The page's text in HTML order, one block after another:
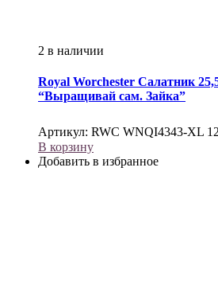
2 в наличии
Royal Worchester Салатник
“Выращивай сам. Зайка”
Артикул: RWC WNQI4343-XL
В корзину
Добавить в избранное